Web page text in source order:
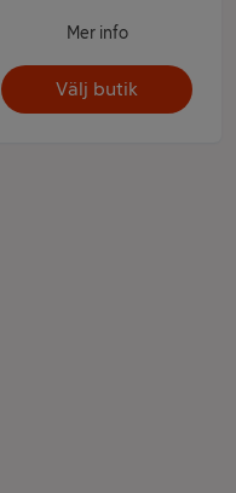
Mer info
Välj butik